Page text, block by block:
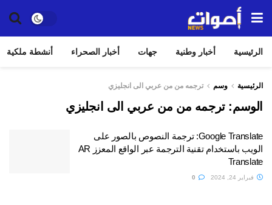
الرئيسية أخبار وطنية جهات أخبار الصحراء أنشطة ملكية
الرئيسية وسم ترجمه من من عربي الى انجليزي
الوسم:ترجمه من من عربي الى انجليزي
Google Translate: ترجمة النصوص بالصور على
الويب باستخدام تقنية الترجمة عبر الواقع المعزز AR
Translate
فبراير 24, 2024